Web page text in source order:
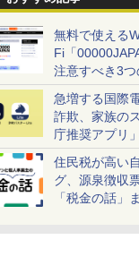
無料で使える
Fi「
注意すべき3つ
急増する国際
詐欺、家族の
庁推奨アプリ
しよう！
住民税が高い
グ、源泉徴収
「税金の話」